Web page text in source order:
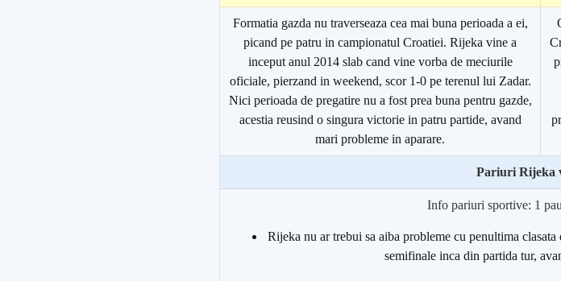
Formatia gazda nu traverseaza cea mai buna perioada a ei,
picand pe patru in campionatul Croatiei. Rijeka vine a
inceput anul 2014 slab cand vine vorba de meciurile
oficiale, pierzand in weekend, scor 1-0 pe terenul lui Zadar.
Nici perioada de pregatire nu a fost prea buna pentru gazde,
acestia reusind o singura victorie in patru partide, avand
mari probleme in aparare.
Pariuri Rijeka
Info pariuri sportive: 1
Rijeka nu ar trebui sa aiba probleme cu penultima
semifinale inca din partida tur,